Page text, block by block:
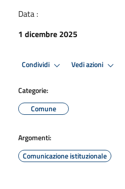
Data :
1 dicembre 2025
Condividi Vedi azioni
Categorie:
Comune
Argomenti:
Comunicazione istituzionale